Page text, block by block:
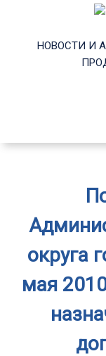
НОВОСТИ И
округа
мая